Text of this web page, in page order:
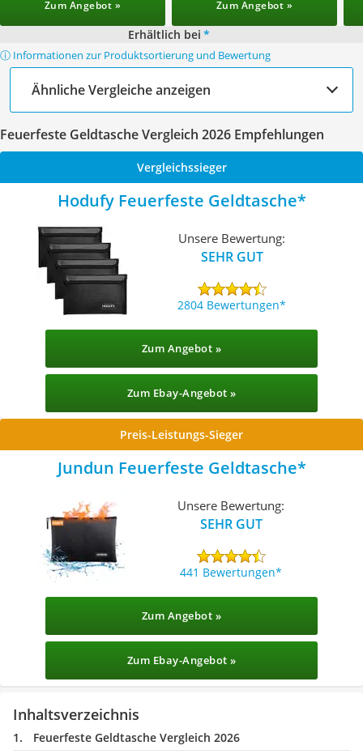
Zum Angebot » Zum Angebot »
Erhältlich bei *
ⓘ Informationen zur Produktsortierung und Bewertung
Ähnliche Vergleiche anzeigen
Feuerfeste Geldtasche Vergleich 2026 Empfehlungen
Vergleichssieger
Hodufy Feuerfeste Geldtasche
Unsere Bewertung:
SEHR GUT
2804 Bewertungen
Zum Angebot »
Zum Ebay-Angebot »
Preis-Leistungs-Sieger
Jundun Feuerfeste Geldtasche
Unsere Bewertung:
SEHR GUT
441 Bewertungen
Zum Angebot »
Zum Ebay-Angebot »
Inhaltsverzeichnis
Feuerfeste Geldtasche Vergleich 2026